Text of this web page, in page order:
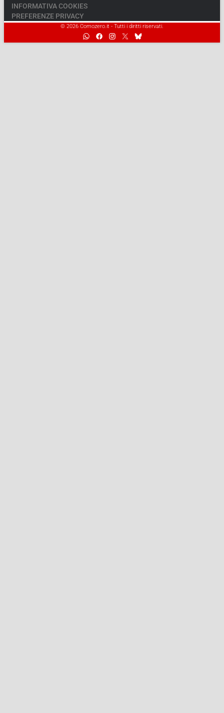
INFORMATIVA COOKIES
PREFERENZE PRIVACY
© 2026 Comozero.it - Tutti i diritti riservati.